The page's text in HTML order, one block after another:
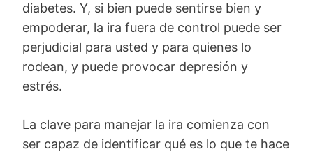
diabetes. Y, si bien puede sentirse bien y
empoderar, la ira fuera de control puede ser
perjudicial para usted y para quienes lo
rodean, y puede provocar depresión y
estrés.
La clave para manejar la ira comienza con
ser capaz de identificar qué es lo que te hace